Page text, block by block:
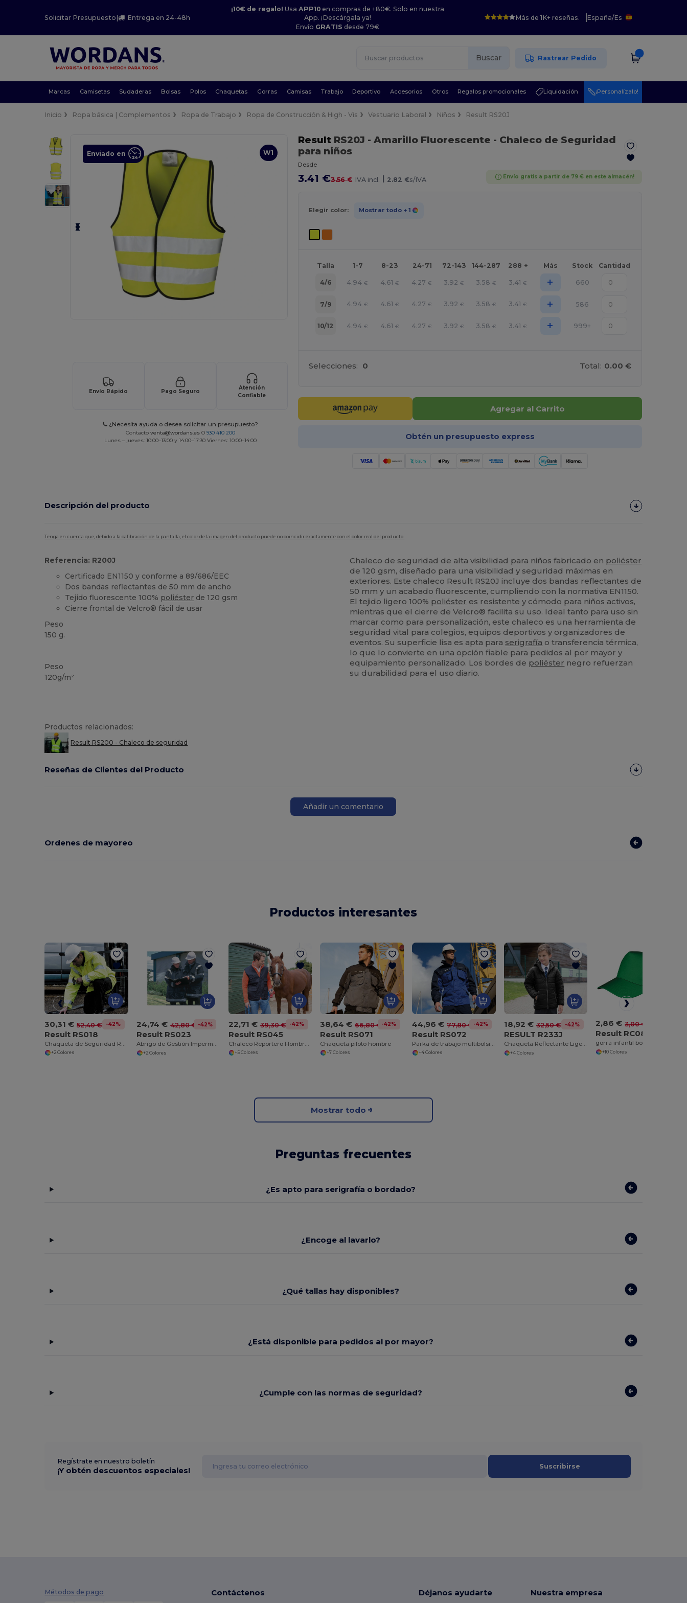
Solicitar Presupuesto | Entrega en 24-48h
¡10€ de regalo! Usa APP10en compras de +80€. Solo en nuestra
App. ¡Descárgala ya!
Envío GRATIS desde 79€
Más de 1K+ reseñas. España/Es
Buscar Rastrear Pedido
Marcas Camisetas Sudaderas Bolsas Polos Chaquetas Gorras Camisas Trabajo Deportivo Accesorios Otros Regalos promocionales Liquidación ¡Personalízalo!
Inicio Ropa básica | Complementos Ropa de Trabajo Ropa de Construcción & High - Vis Vestuario Laboral Niños Result RS20J
W1
Enviado en
Envío Rápido Pago Seguro
Atención
Confiable
¿Necesita ayuda o desea solicitar un presupuesto?
Contacto venta@wordans.es O 930 410 200
Lunes – jueves: 10:00–13:00 y 14:00–17:30 Viernes: 10:00–14:00
ResultRS20J - Amarillo Fluorescente - Chaleco de Seguridad
para niños
Desde
3.41 €3.56 € IVA incl. | 2.82 €s/IVA Envío gratis a partir de 79 € en este almacén!
Elegir color: Mostrar todo + 1
Talla 1-7 8-23 24-71 72-143 144-287 288 + Más Stock Cantidad
4/6 4.94 € 4.61 € 4.27 € 3.92 € 3.58 € 3.41 € + 660
7/9 4.94 € 4.61 € 4.27 € 3.92 € 3.58 € 3.41 € + 586
10/12 4.94 € 4.61 € 4.27 € 3.92 € 3.58 € 3.41 € + 999+
Selecciones: 0 Total: 0.00 €
Agregar al Carrito
Obtén un presupuesto express
Descripción del producto
Tenga en cuenta que, debido a la calibración de la pantalla, el color de la imagen del producto puede no coincidir exactamente con el color real del producto.
Referencia: R200J
Certificado EN1150 y conforme a 89/686/EEC
Dos bandas reflectantes de 50 mm de ancho
Tejido fluorescente 100% poliéster de 120 gsm
Cierre frontal de Velcro® fácil de usar
Peso
150 g.
Peso
120g/m²
Chaleco de seguridad de alta visibilidad para niños fabricado en poliéster
de 120 gsm, diseñado para una visibilidad y seguridad máximas en
exteriores. Este chaleco Result RS20J incluye dos bandas reflectantes de
50 mm y un acabado fluorescente, cumpliendo con la normativa EN1150.
El tejido ligero 100% poliéster es resistente y cómodo para niños activos,
mientras que el cierre de Velcro® facilita su uso. Ideal tanto para uso sin
marcar como para personalización, este chaleco es una herramienta de
seguridad vital para colegios, equipos deportivos y organizadores de
eventos. Su superficie lisa es apta para serigrafía o transferencia térmica,
lo que lo convierte en una opción fiable para pedidos al por mayor y
equipamiento personalizado. Los bordes de poliéster negro refuerzan
su durabilidad para el uso diario.
Productos relacionados:
Result RS200 - Chaleco de seguridad
Reseñas de Clientes del Producto
Añadir un comentario
Ordenes de mayoreo
Productos interesantes
30,31 € 52,40 € -42%
Result RS018
Chaqueta de Seguridad Reflectante con Aislamiento
+2 Colores
24,74 € 42,80 € -42%
Result RS023
Abrigo de Gestión Impermeable y Reflectante
+2 Colores
22,71 € 39,30 € -42%
Result RS045
Chaleco Reportero Hombre 8 Bolsillos
+5 Colores
38,64 € 66,80 € -42%
Result RS071
Chaqueta piloto hombre
+7 Colores
44,96 € 77,80 € -42%
Result RS072
+4 Colores
18,92 € 32,50 € -42%
RESULT R233J
Chaqueta Reflectante Ligera y Compacta con Capucha
+4 Colores
2,86 € 3,00 €
Result RC084J
gorra infantil boston
+10 Colores
Mostrar todo
Preguntas frecuentes
¿Es apto para serigrafía o bordado?
¿Encoge al lavarlo?
¿Qué tallas hay disponibles?
¿Está disponible para pedidos al por mayor?
¿Cumple con las normas de seguridad?
Regístrate en nuestro boletín
¡Y obtén descuentos especiales! Suscribirse
Métodos de pago Contáctenos Déjanos ayudarte Nuestra empresa